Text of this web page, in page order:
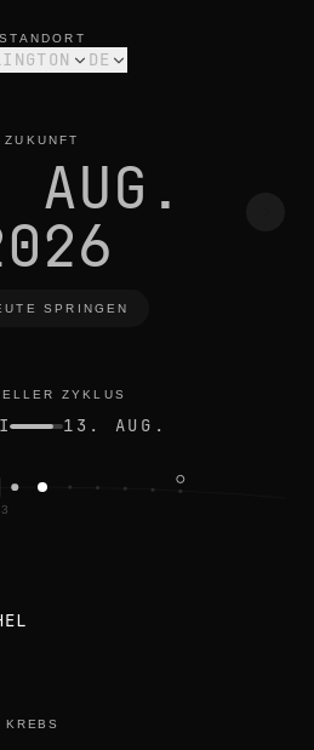
STANDORT
DE
ZUKUNFT
SPRINGEN
ZYKLUS
13. AUG.
KREBS